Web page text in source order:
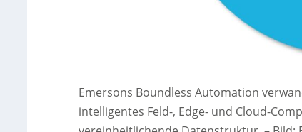
Emersons Boundless Automation
intelligentes Feld-, Edge- und Cloud-